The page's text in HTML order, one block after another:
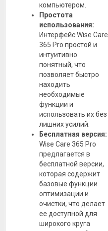
компьютером.
Простота
использования:
Интерфейс Wise Care
365 Pro простой и
интуитивно
понятный, что
позволяет быстро
находить
необходимые
функции и
использовать их без
лишних усилий.
Бесплатная версия:
Wise Care 365 Pro
предлагается в
бесплатной версии,
которая содержит
базовые функции
оптимизации и
очистки, что делает
ее доступной для
широкого круга